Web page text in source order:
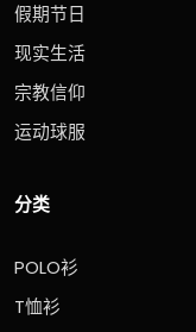
假期节日
现实生活
宗教信仰
运动球服
分类
POLO衫
T恤衫